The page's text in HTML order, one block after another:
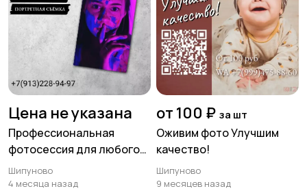
Цена не указана
Профессиональная
фотосессия для любого
случая
Шипуново
4 месяца назад
от 100 ₽ за шт
Оживим фото Улучшим
качество!
Шипуново
9 месяцев назад